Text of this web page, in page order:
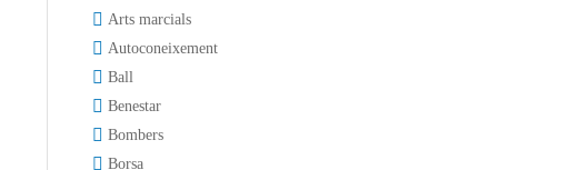
Arts marcials
Autoconeixement
Ball
Benestar
Bombers
Borsa